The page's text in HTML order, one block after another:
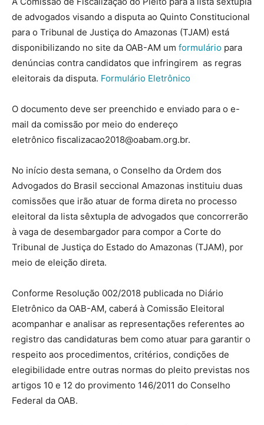
de advogados visando a disputa ao Quinto Constitucional
para o Tribunal de Justiça do Amazonas (TJAM) está
disponibilizando no site da OAB-AM um formulário para
denúncias contra candidatos que infringirem as regras
eleitorais da disputa. Formulário Eletrônico
O documento deve ser preenchido e enviado para o e-
mail da comissão por meio do endereço
eletrônico fiscalizacao2018@oabam.org.br.
No início desta semana, o Conselho da Ordem dos
Advogados do Brasil seccional Amazonas instituiu duas
comissões que irão atuar de forma direta no processo
eleitoral da lista sêxtupla de advogados que concorrerão
à vaga de desembargador para compor a Corte do
Tribunal de Justiça do Estado do Amazonas (TJAM), por
meio de eleição direta.
Conforme Resolução 002/2018 publicada no Diário
Eletrônico da OAB-AM, caberá à Comissão Eleitoral
acompanhar e analisar as representações referentes ao
registro das candidaturas bem como atuar para garantir o
respeito aos procedimentos, critérios, condições de
elegibilidade entre outras normas do pleito previstas nos
artigos 10 e 12 do provimento 146/2011 do Conselho
Federal da OAB.